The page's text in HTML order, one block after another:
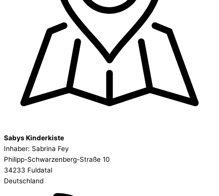
Sabys Kinderkiste
Inhaber: Sabrina Fey
Philipp-Schwarzenberg-Straße 10
34233 Fuldatal
Deutschland